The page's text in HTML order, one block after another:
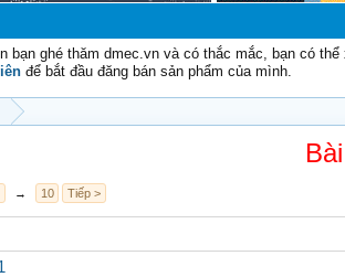
bạn ghé thăm dmec.vn và có thắc mắc, bạn có
để bắt đầu đăng bán sản phẩm của mình.
→ 10 Tiếp >